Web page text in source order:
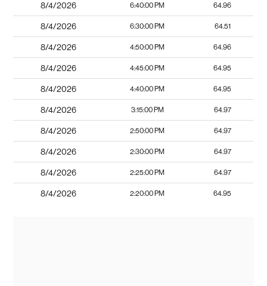
8/4/2026 6:40:00 PM 64.96
8/4/2026 6:30:00 PM 64.51
8/4/2026 4:50:00 PM 64.96
8/4/2026 4:45:00 PM 64.95
8/4/2026 4:40:00 PM 64.95
8/4/2026 3:15:00 PM 64.97
8/4/2026 2:50:00 PM 64.97
8/4/2026 2:30:00 PM 64.97
8/4/2026 2:25:00 PM 64.97
8/4/2026 2:20:00 PM 64.95